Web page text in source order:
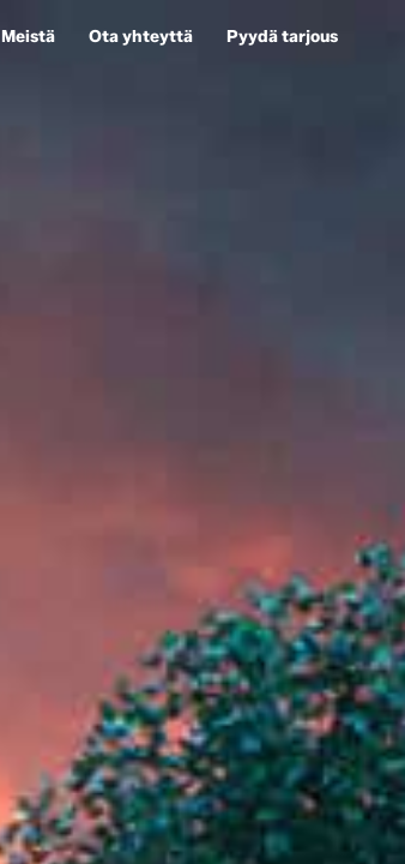
Meistä Ota yhteyttä Pyydä tarjous